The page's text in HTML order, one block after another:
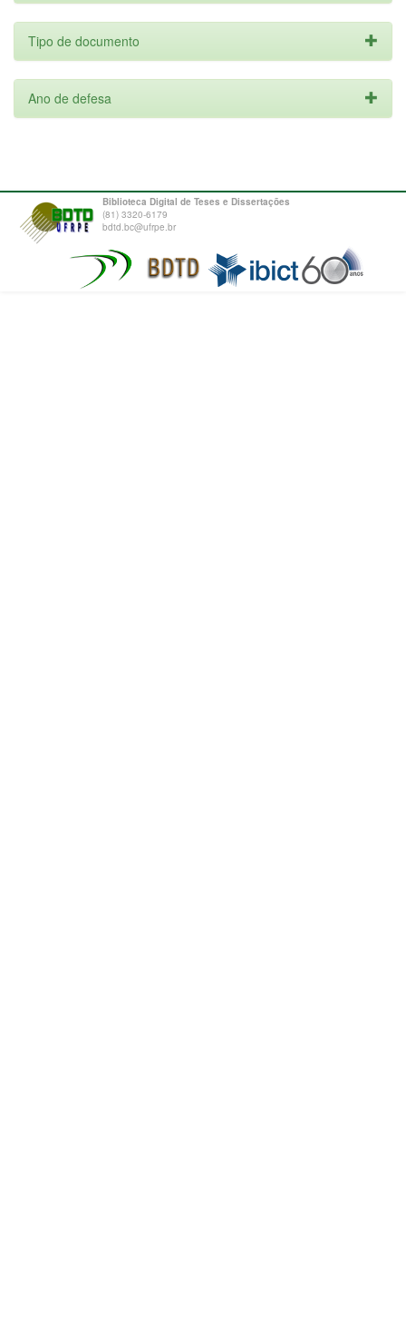
Tipo de documento
Ano de defesa
Biblioteca Digital de Teses e Dissertações
(81) 3320-6179
bdtd.bc@ufrpe.br